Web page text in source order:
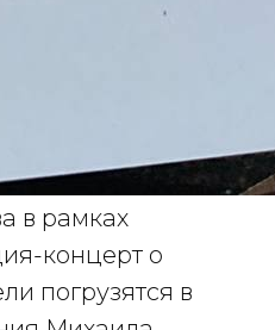
в рамках
концерт о
погрузятся в